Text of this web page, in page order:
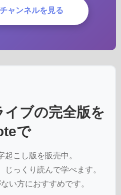
ャンネルを見る
イブの完全版を
で
起こし版を販売中。
っくり読んで学べます。
い方におすすめです。